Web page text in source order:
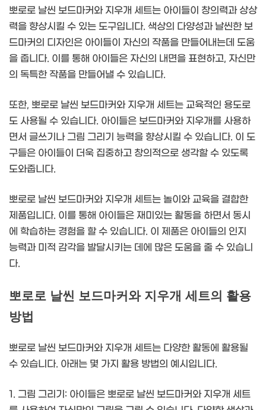
뽀로로 날씬 보드마커와 지우개 세트는 아이들이 창의력과 상상
력을 향상시킬 수 있는 도구입니다. 색상의 다양성과 날씬한 보
드마커의 디자인은 아이들이 자신의 작품을 만들어내는데 도움
을 줍니다. 이를 통해 아이들은 자신의 내면을 표현하고, 자신만
의 독특한 작품을 만들어낼 수 있습니다.
또한, 뽀로로 날씬 보드마커와 지우개 세트는 교육적인 용도로
도 사용될 수 있습니다. 아이들은 보드마커와 지우개를 사용하
면서 글쓰기나 그림 그리기 능력을 향상시킬 수 있습니다. 이 도
구들은 아이들이 더욱 집중하고 창의적으로 생각할 수 있도록
도와줍니다.
뽀로로 날씬 보드마커와 지우개 세트는 놀이와 교육을 결합한
제품입니다. 이를 통해 아이들은 재미있는 활동을 하면서 동시
에 학습하는 경험을 할 수 있습니다. 이 제품은 아이들의 인지
능력과 미적 감각을 발달시키는 데에 많은 도움을 줄 수 있습니
다.
뽀로로 날씬 보드마커와 지우개 세트의 활용
방법
뽀로로 날씬 보드마커와 지우개 세트는 다양한 활동에 활용될
수 있습니다. 아래는 몇 가지 활용 방법의 예시입니다.
1. 그림 그리기: 아이들은 뽀로로 날씬 보드마커와 지우개 세트